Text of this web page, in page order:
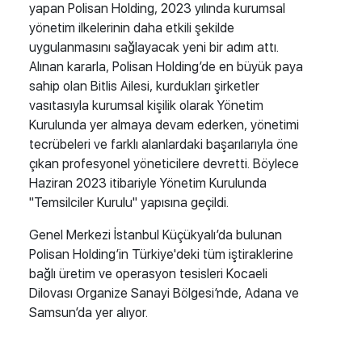
yapan Polisan Holding, 2023 yılında kurumsal
yönetim ilkelerinin daha etkili şekilde
uygulanmasını sağlayacak yeni bir adım attı.
Alınan kararla, Polisan Holding’de en büyük paya
sahip olan Bitlis Ailesi, kurdukları şirketler
vasıtasıyla kurumsal kişilik olarak Yönetim
Kurulunda yer almaya devam ederken, yönetimi
tecrübeleri ve farklı alanlardaki başarılarıyla öne
çıkan profesyonel yöneticilere devretti. Böylece
Haziran 2023 itibariyle Yönetim Kurulunda
"Temsilciler Kurulu" yapısına geçildi.
Genel Merkezi İstanbul Küçükyalı’da bulunan
Polisan Holding’in Türkiye'deki tüm iştiraklerine
bağlı üretim ve operasyon tesisleri Kocaeli
Dilovası Organize Sanayi Bölgesi’nde, Adana ve
Samsun’da yer alıyor.